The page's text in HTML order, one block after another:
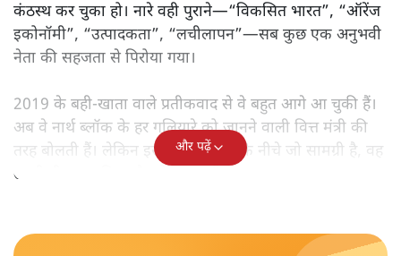
कंठस्थ कर चुका हो। नारे वही पुराने—“विकसित भारत”, “ऑरेंज
इकोनॉमी”, “उत्पादकता”, “लचीलापन”—सब कुछ एक अनुभवी
नेता की सहजता से पिरोया गया।
2019 के बही‑खाता वाले प्रतीकवाद से वे बहुत आगे आ चुकी हैं।
अब वे नार्थ ब्लॉक के हर गलियारे को जानने वाली वित्त मंत्री की
तरह बोलती हैं। लेकिन इस आत्मविश्वास के नीचे जो सामग्री है, वह
उतनी ही अनुमानित और दोहराव भरी।
और पढ़ें